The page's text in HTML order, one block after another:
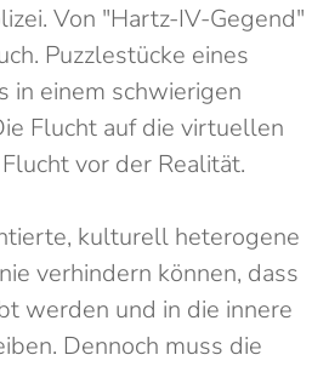
Von "Hartz-IV-Gegend"
Puzzlestücke eines
in einem schwierigen
Flucht auf die virtuellen
vor der Realität.
kulturell heterogene
verhindern können, dass
werden und in die innere
Dennoch muss die